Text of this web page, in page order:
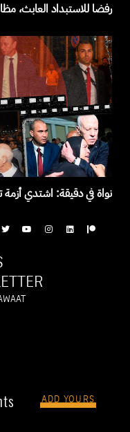
رفضا للاستبداد العابث،
نواة في دقيقة: اشتدي أزمة
ADD YOURS